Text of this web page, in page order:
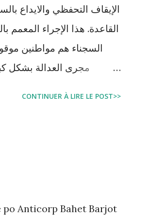
الإيقاف التحفظي والايداع
السجناء هم مواطنين
مجرى العدالة بشكل
au regard des Lignes
CONTINUER À LIRE LE POST>>
po Anticorp Bahet Barjot